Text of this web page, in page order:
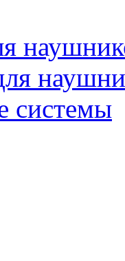
системы